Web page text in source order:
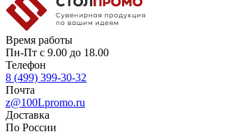
Время работы
Пн-Пт с 9.00 до 18.00
Телефон
8 (499) 399-30-32
Почта
z@100Lpromo.ru
Доставка
По России